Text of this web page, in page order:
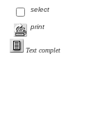
select
print
Text complet